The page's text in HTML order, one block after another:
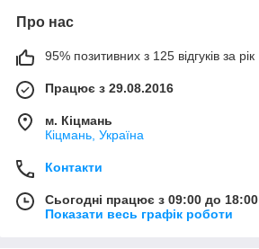
Про нас
95% позитивних з 125 відгуків за рік
Працює з 29.08.2016
м. Кіцмань
Кіцмань, Україна
Контакти
Сьогодні працює з 09:00 до 18:00
Показати весь графік роботи